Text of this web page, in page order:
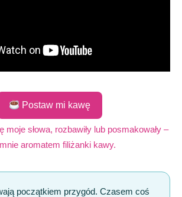
Postaw mi kawę
moje słowa, rozbawiły lub posmakowały –
aromatem filiżanki kawy.
początkiem przygód. Czasem coś